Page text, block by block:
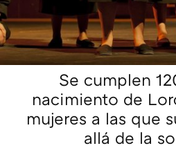
Se cumplen
nacimiento de
mujeres a las que
allá de la